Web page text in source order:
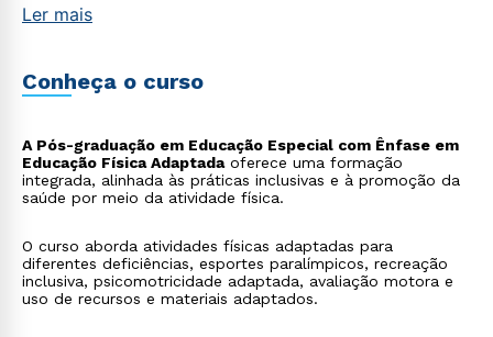
Ler mais
Conheça o curso
A Pós-graduação em Educação Especial com Ênfase em
Educação Física Adaptadaoferece uma formação
integrada, alinhada às práticas inclusivas e à promoção da
saúde por meio da atividade física.
O curso aborda atividades físicas adaptadas para
diferentes deficiências, esportes paralímpicos, recreação
inclusiva, psicomotricidade adaptada, avaliação motora e
uso de recursos e materiais adaptados.